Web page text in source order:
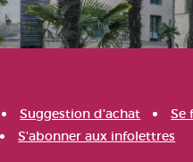
Suggestion d'achat
Se
S'abonner aux infolettres